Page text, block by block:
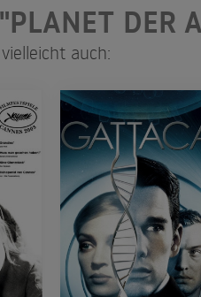
"PLANET DER
auch: